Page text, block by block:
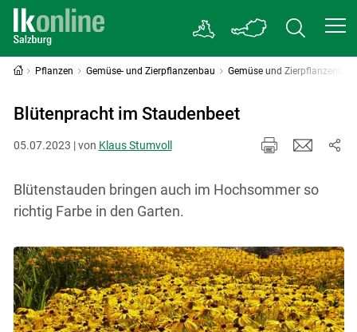
Pflanzen Gemüse- und Zierpflanzenbau Gemüse und
Blütenpracht im Staudenbeet
05.07.2023 | von Klaus Stumvoll
Blütenstauden bringen auch im Hochsommer so
richtig Farbe in den Garten.